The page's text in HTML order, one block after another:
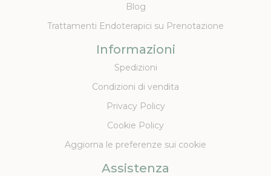
Blog
Trattamenti Endoterapici su Prenotazione
Informazioni
Spedizioni
Condizioni di vendita
Privacy Policy
Cookie Policy
Aggiorna le preferenze sui cookie
Assistenza